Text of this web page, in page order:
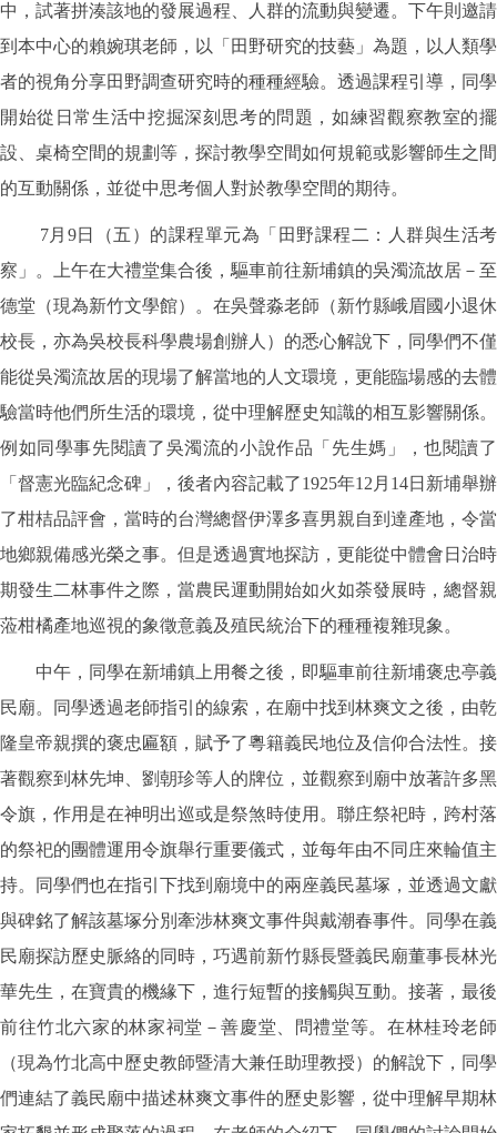
中，試著拼湊該地的發展過程、人群的流動與變遷。下午則邀請
到本中心的賴婉琪老師，以「田野研究的技藝」為題，以人類學
者的視角分享田野調查研究時的種種經驗。透過課程引導，同學
開始從日常生活中挖掘深刻思考的問題，如練習觀察教室的擺
設、桌椅空間的規劃等，探討教學空間如何規範或影響師生之間
的互動關係，並從中思考個人對於教學空間的期待。
7月9日（五）的課程單元為「田野課程二：人群與生活考
察」。上午在大禮堂集合後，驅車前往新埔鎮的吳濁流故居－至
德堂（現為新竹文學館）。在吳聲淼老師（新竹縣峨眉國小退休
校長，亦為吳校長科學農場創辦人）的悉心解說下，同學們不僅
能從吳濁流故居的現場了解當地的人文環境，更能臨場感的去體
驗當時他們所生活的環境，從中理解歷史知識的相互影響關係。
例如同學事先閱讀了吳濁流的小說作品「先生媽」，也閱讀了
「督憲光臨紀念碑」，後者內容記載了1925年12月14日新埔舉辦
了柑桔品評會，當時的台灣總督伊澤多喜男親自到達產地，令當
地鄉親備感光榮之事。但是透過實地探訪，更能從中體會日治時
期發生二林事件之際，當農民運動開始如火如荼發展時，總督親
蒞柑橘產地巡視的象徵意義及殖民統治下的種種複雜現象。
中午，同學在新埔鎮上用餐之後，即驅車前往新埔褒忠亭義
民廟。同學透過老師指引的線索，在廟中找到林爽文之後，由乾
隆皇帝親撰的褒忠匾額，賦予了粵籍義民地位及信仰合法性。接
著觀察到林先坤、劉朝珍等人的牌位，並觀察到廟中放著許多黑
令旗，作用是在神明出巡或是祭煞時使用。聯庄祭祀時，跨村落
的祭祀的團體運用令旗舉行重要儀式，並每年由不同庄來輪值主
持。同學們也在指引下找到廟境中的兩座義民墓塚，並透過文獻
與碑銘了解該墓塚分別牽涉林爽文事件與戴潮春事件。同學在義
民廟探訪歷史脈絡的同時，巧遇前新竹縣長暨義民廟董事長林光
華先生，在寶貴的機緣下，進行短暫的接觸與互動。接著，最後
前往竹北六家的林家祠堂－善慶堂、問禮堂等。在林桂玲老師
（現為竹北高中歷史教師暨清大兼任助理教授）的解說下，同學
們連結了義民廟中描述林爽文事件的歷史影響，從中理解早期林